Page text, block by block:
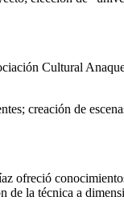
Cultural
creación de
la técnica a